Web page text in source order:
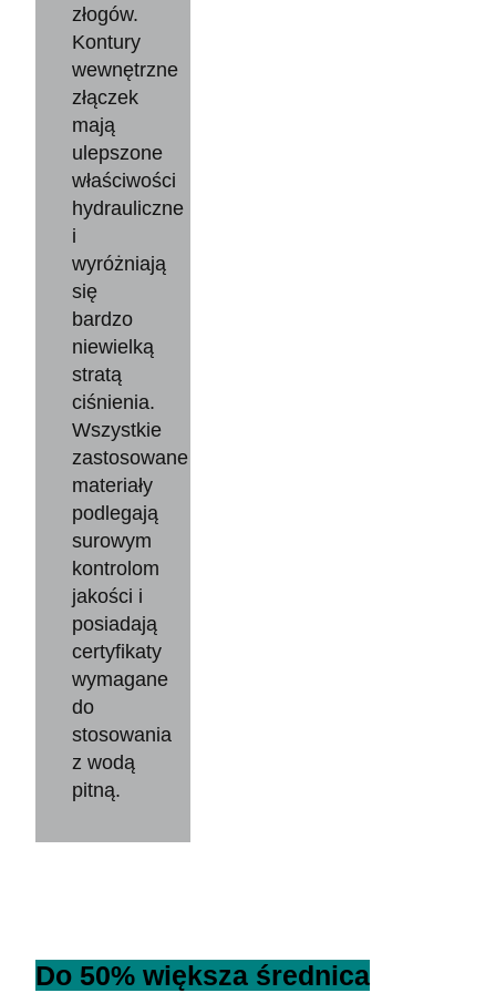
złogów.
Kontury
wewnętrzne
złączek
mają
ulepszone
właściwości
hydrauliczne
i
wyróżniają
się
bardzo
niewielką
stratą
ciśnienia.
Wszystkie
zastosowane
materiały
podlegają
surowym
kontrolom
jakości i
posiadają
certyfikaty
wymagane
do
stosowania
z wodą
pitną.
Do 50% większa średnica